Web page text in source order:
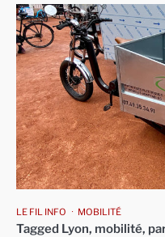
LE FIL INFO MOBILITÉ
Tagged Lyon, mobilité,